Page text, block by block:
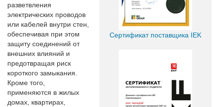
Сертификат поставщика IEK
разветвления
электрических проводов
или кабелей внутри стен,
обеспечивая при этом
защиту соединений от
внешних влияний и
предотвращая риск
короткого замыкания.
Кроме того,
применяются в жилых
домах, квартирах,